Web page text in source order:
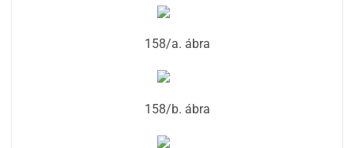
158/a. ábra
158/b. ábra